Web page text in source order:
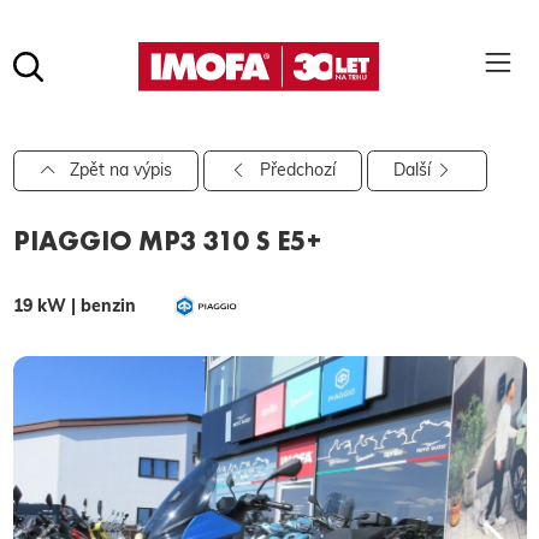
hledat
Pro vyhledávání zadejte alespoň 3 znaky.
Zpět na výpis Předchozí Další
PIAGGIO MP3 310 S E5+
19 kW | benzin